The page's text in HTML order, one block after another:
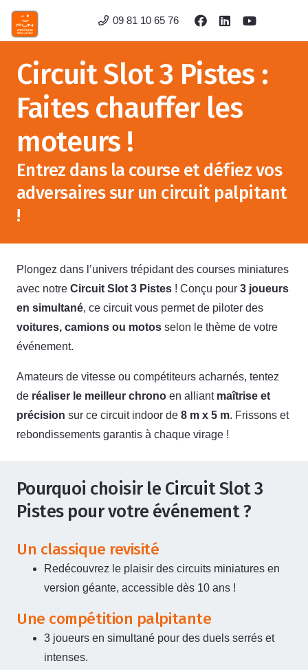
09 81 10 65 76
Circuit Slot 3 Pistes :
Faites chauffer les
moteurs !
Entrez dans la course et défiez vos
adversaires sur un circuit palpitant
!
Plongez dans l’univers trépidant des courses miniatures
avec notre Circuit Slot 3 Pistes ! Conçu pour 3 joueurs
en simultané, ce circuit vous permet de piloter des
voitures, camions ou motos selon le thème de votre
événement.
Amateurs de vitesse ou compétiteurs acharnés, tentez
de réaliser le meilleur chrono en alliant maîtrise et
précision sur ce circuit indoor de 8 m x 5 m. Frissons et
rebondissements garantis à chaque virage !
Pourquoi choisir le Circuit Slot 3
Pistes pour votre événement ?
Un classique revisité
Redécouvrez le plaisir des circuits miniatures en
version géante, accessible dès 10 ans !
Une compétition palpitante
3 joueurs en simultané pour des duels serrés et
intenses.